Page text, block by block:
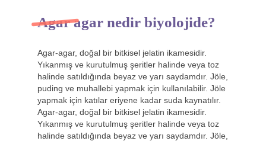
Agar agar nedir biyolojide?
Agar-agar, doğal bir bitkisel jelatin ikamesidir.
Yıkanmış ve kurutulmuş şeritler halinde veya toz
halinde satıldığında beyaz ve yarı saydamdır. Jöle,
puding ve muhallebi yapmak için kullanılabilir. Jöle
yapmak için katılar eriyene kadar suda kaynatılır.
Agar-agar, doğal bir bitkisel jelatin ikamesidir.
Yıkanmış ve kurutulmuş şeritler halinde veya toz
halinde satıldığında beyaz ve yarı saydamdır. Jöle,